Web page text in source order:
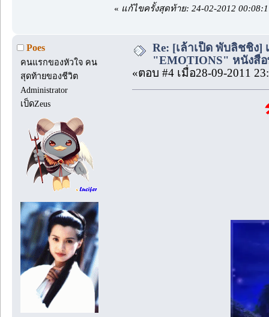
« แก้ไขครั้งสุดท้าย: 24-02-2012
Poes
คนแรกของหัวใจ คน
สุดท้ายของชีวิต
Administrator
เป็ดZeus
Re: [เล้าเป็ด พับลิชชิ่ง
"EMOTIONS" หนังสื
«ตอบ #4 เมื่อ28-09-2011